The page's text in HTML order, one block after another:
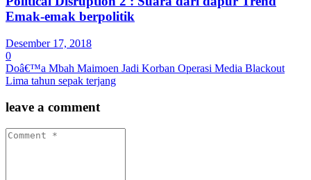
Emak-emak berpolitik
Desember 17, 2018
0
Doâ€™a Mbah Maimoen Jadi Korban Operasi Media Blackout
Lima tahun sepak terjang
leave a comment